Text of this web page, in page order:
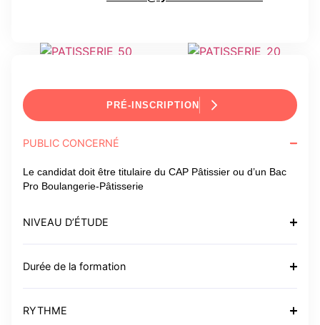
PRÉ-INSCRIPTION
PUBLIC CONCERNÉ
Le candidat doit être titulaire du CAP Pâtissier ou d’un Bac
Pro Boulangerie-Pâtisserie
NIVEAU D’ÉTUDE
Durée de la formation
RYTHME